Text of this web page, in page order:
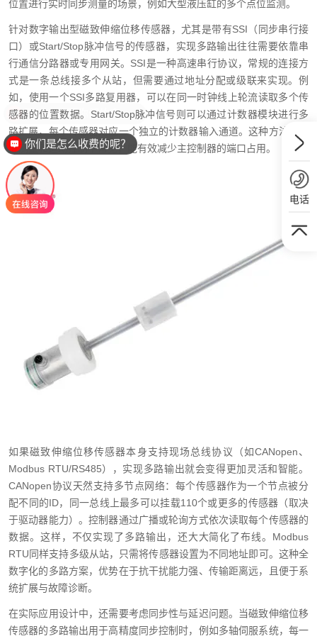
位置进行实时同步测量的场景，例如大型液压缸的多个点位监测。
针对数字输出型磁致伸缩位移传感器，尤其是带有SSI（同步串行接
口）或Start/Stop脉冲信号的传感器，实现多路输出往往需要依靠串
行通信分路器或专用网关。SSI是一种高速串行协议，常规的连接方
式是一条总线接多个从站，但需要通过地址分配或级联来实现。例
如，使用一个SSI多路复用器，可以在同一时钟线上轮流读取多个传
感器的位置数据。Start/Stop脉冲信号则可以通过计数器模块进行多
路扩展，每个传感器对应一个独立的计数器输入通道。这种方法在长
度测量和运动控制中常见，能有效减少主控制器的端口占用。
如果磁致伸缩位移传感器本身支持现场总线协议（如CANopen、
Modbus RTU/RS485），实现多路输出就会变得更加灵活和智能。
CANopen协议天然支持多节点网络：每个传感器作为一个节点被分
配不同的ID，同一总线上最多可以挂载110个或更多的传感器（取决
于驱动器能力）。控制器通过广播或轮询方式依次读取每个传感器的
数据。这样，不仅实现了多路输出，还大大简化了布线。Modbus
RTU同样支持多级从站，只需将传感器设置为不同地址即可。这种全
数字化的多路方案，优势在于抗干扰能力强、传输距离远，且便于系
统扩展与故障诊断。
在实际应用设计中，还需要考虑同步性与延迟问题。当磁致伸缩位移
传感器的多路输出用于高精度同步控制时，例如多轴伺服系统，每一
电话
你们是怎么收费的呢？